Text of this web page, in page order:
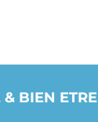
& BIEN ETRE